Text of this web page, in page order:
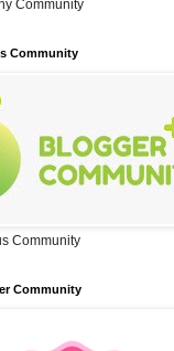
Community
Community
Community
Community